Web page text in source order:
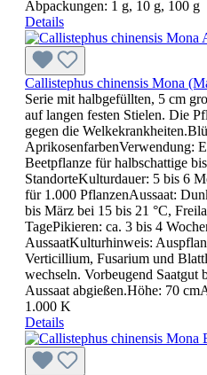
Abpackungen: 1 g, 10 g, 100 g
Details
Callistephus chinensis Mona
Serie mit halbgefüllten, 5 cm
auf langen festen Stielen. Die
gegen die
AprikosenfarbenVerwendung:
Beetpflanze für halbschattige
StandorteKulturdauer: 5 bis 6
für 1.000 PflanzenAussaat:
bis März bei 15 bis 21 °C,
TagePikieren: ca. 3 bis 4
AussaatKulturhinweis:
Verticillium, Fusarium und
wechseln. Vorbeugend Saatgut
Aussaat abgießen.Höhe: 70
1.000 K
Details